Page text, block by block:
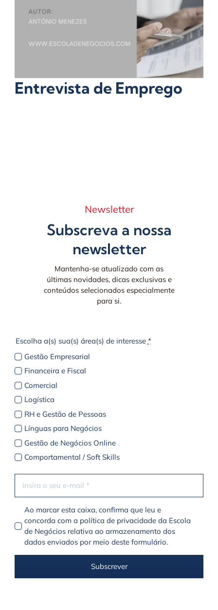
Entrevista de Emprego
Newsletter
Subscreva a nossa
newsletter
Mantenha-se atualizado com as
últimas novidades, dicas exclusivas e
conteúdos selecionados especialmente
para si.
Escolha a(s) sua(s) área(s) de interesse *
Gestão Empresarial
Financeira e Fiscal
Comercial
Logística
RH e Gestão de Pessoas
Línguas para Negócios
Gestão de Negócios Online
Comportamental / Soft Skills
Ao marcar esta caixa, confirma que leu e
concorda com a política de privacidade da Escola
de Negócios relativa ao armazenamento dos
dados enviados por meio deste formulário.
Subscrever